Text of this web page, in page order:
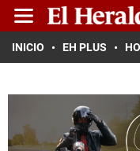
INICIO EH PLUS